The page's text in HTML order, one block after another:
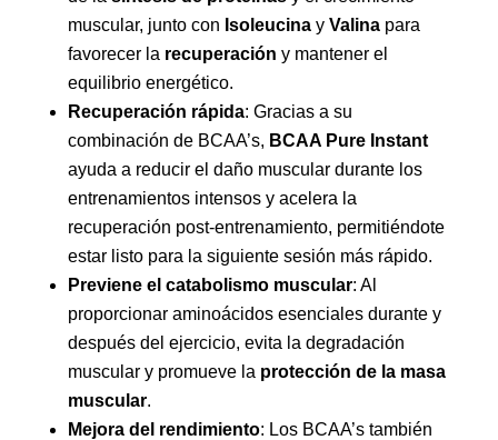
muscular, junto con Isoleucinay Valinapara
favorecer la recuperación y mantener el
equilibrio energético.
Recuperación rápida: Gracias a su
combinación de BCAA’s, BCAA Pure Instant
ayuda a reducir el daño muscular durante los
entrenamientos intensos y acelera la
recuperación post-entrenamiento, permitiéndote
estar listo para la siguiente sesión más rápido.
Previene el catabolismo muscular: Al
proporcionar aminoácidos esenciales durante y
después del ejercicio, evita la degradación
muscular y promueve la protección de la masa
muscular.
Mejora del rendimiento: Los BCAA’s también